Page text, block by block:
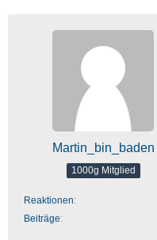
Martin_bin_baden
1000g Mitglied
Reaktionen
Beiträge